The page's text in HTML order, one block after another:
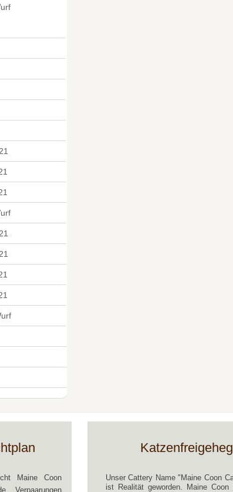
Maine Coon
Verpaarungen
Unser Cattery Name "Maine Coon
ist Realität geworden. Maine Coon